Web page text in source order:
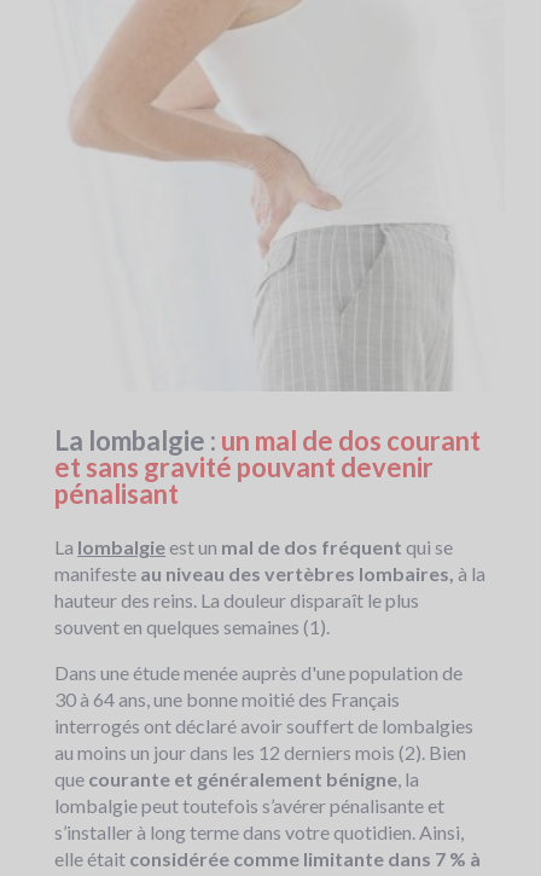
La lombalgie : un mal de dos courant
et sans gravité pouvant devenir
pénalisant
La lombalgie est un mal de dos fréquent qui se
manifeste au niveau des vertèbres lombaires, à la
hauteur des reins. La douleur disparaît le plus
souvent en quelques semaines (1).
Dans une étude menée auprès d'une population de
30 à 64 ans, une bonne moitié des Français
interrogés ont déclaré avoir souffert de lombalgies
au moins un jour dans les 12 derniers mois (2). Bien
que courante et généralement bénigne, la
lombalgie peut toutefois s’avérer pénalisante et
s’installer à long terme dans votre quotidien. Ainsi,
elle était considérée comme limitante dans 7 % à